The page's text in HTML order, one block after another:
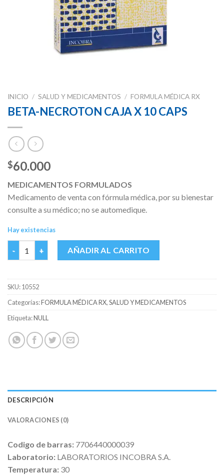
INICIO / SALUD Y MEDICAMENTOS / FORMULA MÉDICA RX
BETA-NECROTON CAJA X 10 CAPS
$60.000
MEDICAMENTOS FORMULADOS
Medicamento de venta con fórmula médica, por su bienestar
consulte a su médico; no se automedique.
Hay existencias
BETA-NECROTON CAJA X 10 CAPS cantidad
AÑADIR AL CARRITO
SKU:10552
Categorías:FORMULA MÉDICA RX,SALUD Y MEDICAMENTOS
Etiqueta:NULL
DESCRIPCIÓN
VALORACIONES (0)
Codigo de barras: 7706440000039
Laboratorio: LABORATORIOS INCOBRA S.A.
Temperatura: 30